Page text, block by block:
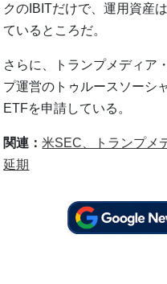
クのIBITだけで、運用資産
ているところだ。
さらに、トランプメディア
プ運営のトゥルースソーシ
ETFを申請している。
関連：米SEC、トランプメ
延期